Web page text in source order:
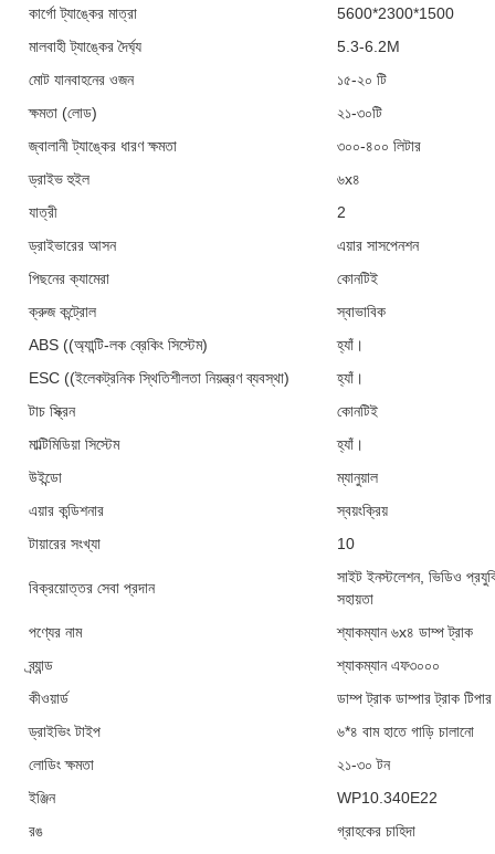
কার্গো ট্যাঙ্কের মাত্রা
5600*2300*1500
মালবাহী ট্যাঙ্কের দৈর্ঘ্য
5.3-6.2M
মোট যানবাহনের ওজন
১৫-২০ টি
ক্ষমতা (লোড)
২১-৩০টি
জ্বালানী ট্যাঙ্কের ধারণ ক্ষমতা
৩০০-৪০০ লিটার
ড্রাইভ হুইল
৬x৪
যাত্রী
2
ড্রাইভারের আসন
এয়ার সাসপেনশন
পিছনের ক্যামেরা
কোনটিই
ক্রুজ কন্ট্রোল
স্বাভাবিক
ABS ((অ্যান্টি-লক ব্রেকিং সিস্টেম)
হ্যাঁ।
ESC ((ইলেকট্রনিক স্থিতিশীলতা নিয়ন্ত্রণ ব্যবস্থা)
হ্যাঁ।
টাচ স্ক্রিন
কোনটিই
মাল্টিমিডিয়া সিস্টেম
হ্যাঁ।
উইন্ডো
ম্যানুয়াল
এয়ার কন্ডিশনার
স্বয়ংক্রিয়
টায়ারের সংখ্যা
10
বিক্রয়োত্তর সেবা প্রদান
সাইট ইনস্টলেশন, ভিডিও
সহায়তা
পণ্যের নাম
শ্যাকম্যান ৬x৪ ডাম্প ট্রাক
ব্র্যান্ড
শ্যাকম্যান এফ৩০০০
কীওয়ার্ড
ডাম্প ট্রাক ডাম্পার ট্রাক
ড্রাইভিং টাইপ
৬*৪ বাম হাতে গাড়ি চালানো
লোডিং ক্ষমতা
২১-৩০ টন
ইঞ্জিন
WP10.340E22
রঙ
গ্রাহকের চাহিদা